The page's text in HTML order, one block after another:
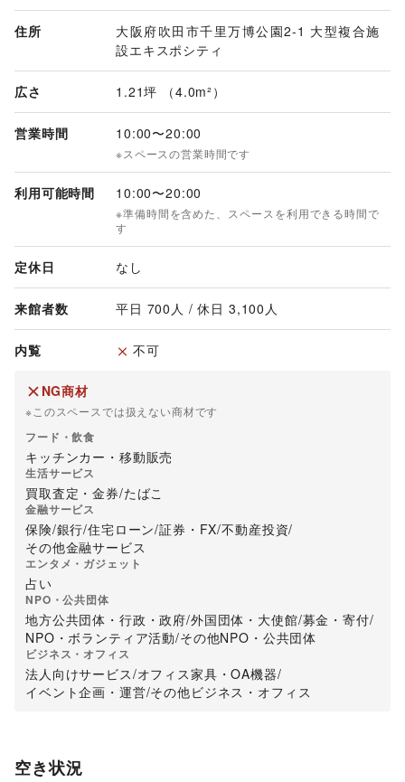
※劇場営業時間により変動する場合がございます。
利用開始までに各種書類の提出と現地打合せが必要です。
住所
大阪府吹田市千里万博公園2-1 大型複合施
設エキスポシティ
広さ 1.21坪 （4.0m²）
営業時間 10:00〜20:00
※スペースの営業時間です
利用可能時間 10:00〜20:00
※準備時間を含めた、スペースを利用できる時間で
す
定休日 なし
来館者数 平日 700 人 / 休日 3,100 人
内覧 不可
NG商材
※このスペースでは扱えない商材です
フード・飲食
キッチンカー・移動販売
生活サービス
買取査定・金券/たばこ
金融サービス
保険/銀行/住宅ローン/証券・FX/不動産投資/
その他金融サービス
エンタメ・ガジェット
占い
NPO・公共団体
地方公共団体・行政・政府/外国団体・大使館/募金・寄付/
NPO・ボランティア活動/その他NPO・公共団体
ビジネス・オフィス
法人向けサービス/オフィス家具・OA機器/
イベント企画・運営/その他ビジネス・オフィス
空き状況